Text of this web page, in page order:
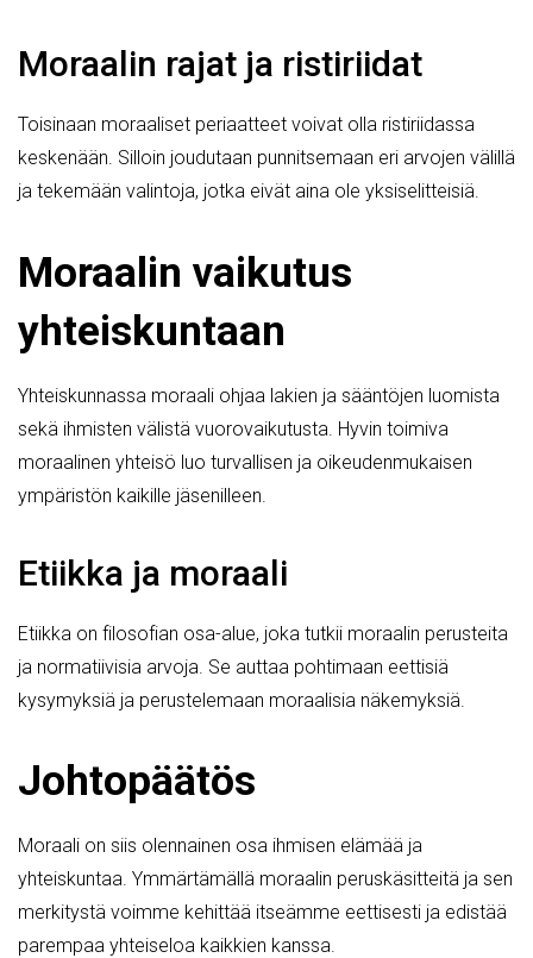
Moraalin rajat ja ristiriidat
Toisinaan moraaliset periaatteet voivat olla ristiriidassa
keskenään. Silloin joudutaan punnitsemaan eri arvojen välillä
ja tekemään valintoja, jotka eivät aina ole yksiselitteisiä.
Moraalin vaikutus
yhteiskuntaan
Yhteiskunnassa moraali ohjaa lakien ja sääntöjen luomista
sekä ihmisten välistä vuorovaikutusta. Hyvin toimiva
moraalinen yhteisö luo turvallisen ja oikeudenmukaisen
ympäristön kaikille jäsenilleen.
Etiikka ja moraali
Etiikka on filosofian osa-alue, joka tutkii moraalin perusteita
ja normatiivisia arvoja. Se auttaa pohtimaan eettisiä
kysymyksiä ja perustelemaan moraalisia näkemyksiä.
Johtopäätös
Moraali on siis olennainen osa ihmisen elämää ja
yhteiskuntaa. Ymmärtämällä moraalin peruskäsitteitä ja sen
merkitystä voimme kehittää itseämme eettisesti ja edistää
parempaa yhteiseloa kaikkien kanssa.